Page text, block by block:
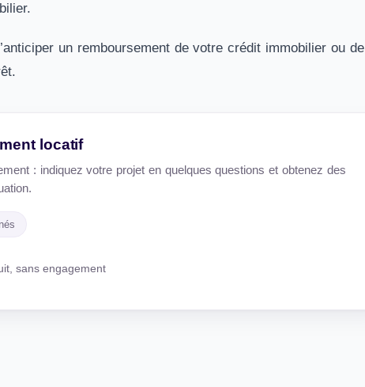
un remboursement de votre crédit immobilier ou de
locatif
: indiquez votre projet en quelques questions et obtenez des
sans engagement